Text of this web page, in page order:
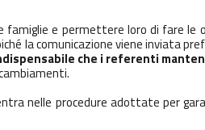
famiglie e permettere loro di fare le
la comunicazione viene inviata
che i referenti
nelle procedure adottate per